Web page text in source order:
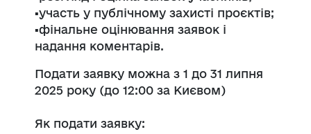
▪️участь у публічному захисті проєктів;
▪️фінальне оцінювання заявок і
надання коментарів.
Подати заявку можна з 1 до 31 липня
2025 року (до 12:00 за Києвом)
Як подати заявку: